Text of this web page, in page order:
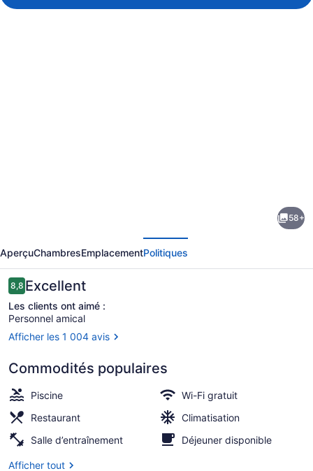
Windsor
Excelsior
Copacabana
58+
AperçuChambresEmplacementPolitiques
Avis
8,88,8 sur 10 –
Excellent
Les clients ont aimé :
Personnel amical
Afficher les 1 004 avis
Commodités populaires
Piscine
Wi-Fi gratuit
Restaurant
Climatisation
Salle d’entraînement
Déjeuner disponible
Afficher tout